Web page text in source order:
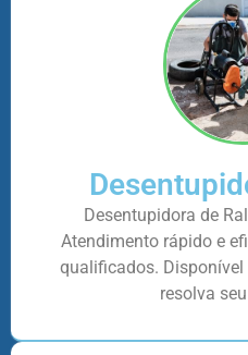
Desentupidora de
Atendimento rápido e
qualificados.
resolva